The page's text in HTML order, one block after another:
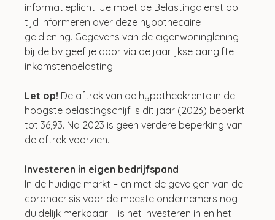
informatieplicht. Je moet de Belastingdienst op
tijd informeren over deze hypothecaire
geldlening. Gegevens van de eigenwoninglening
bij de bv geef je door via de jaarlijkse aangifte
inkomstenbelasting.
Let op! De aftrek van de hypotheekrente in de
hoogste belastingschijf is dit jaar (2023) beperkt
tot 36,93. Na 2023 is geen verdere beperking van
de aftrek voorzien.
Investeren in eigen bedrijfspand
In de huidige markt – en met de gevolgen van de
coronacrisis voor de meeste ondernemers nog
duidelijk merkbaar – is het investeren in en het